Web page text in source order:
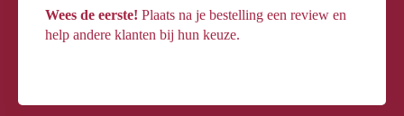
Wees de eerste! Plaats na je bestelling een review en
help andere klanten bij hun keuze.